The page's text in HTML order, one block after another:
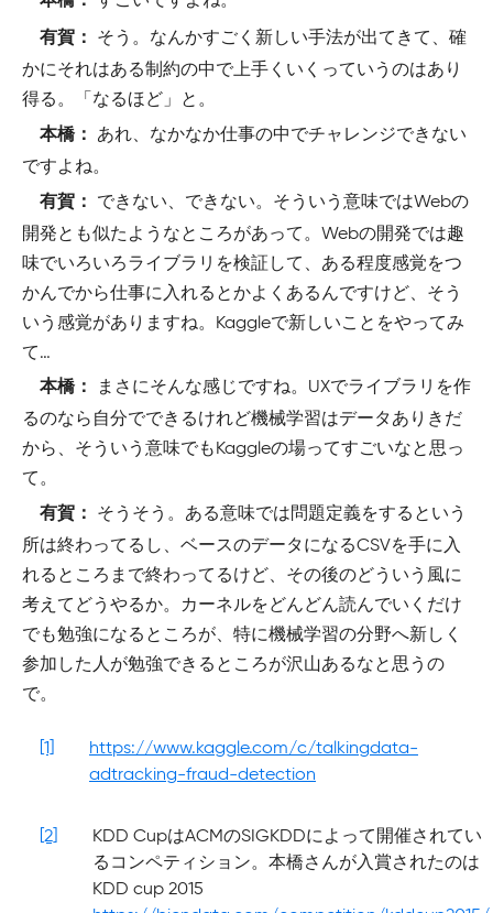
有賀：
そう。なんかすごく新しい手法が出てきて、確
かにそれはある制約の中で上手くいくっていうのはあり
得る。「なるほど」と。
本橋：
あれ、なかなか仕事の中でチャレンジできない
ですよね。
有賀：
できない、できない。そういう意味ではWebの
開発とも似たようなところがあって。Webの開発では趣
味でいろいろライブラリを検証して、ある程度感覚をつ
かんでから仕事に入れるとかよくあるんですけど、そう
いう感覚がありますね。Kaggleで新しいことをやってみ
て…
本橋：
まさにそんな感じですね。UXでライブラリを作
るのなら自分でできるけれど機械学習はデータありきだ
から、そういう意味でもKaggleの場ってすごいなと思っ
て。
有賀：
そうそう。ある意味では問題定義をするという
所は終わってるし、ベースのデータになるCSVを手に入
れるところまで終わってるけど、その後のどういう風に
考えてどうやるか。カーネルをどんどん読んでいくだけ
でも勉強になるところが、特に機械学習の分野へ新しく
参加した人が勉強できるところが沢山あるなと思うの
で。
[1]
https://www.kaggle.com/c/talkingdata-
adtracking-fraud-detection
[2]
KDD CupはACMのSIGKDDによって開催されてい
るコンペティション。本橋さんが入賞されたのは
KDD cup 2015